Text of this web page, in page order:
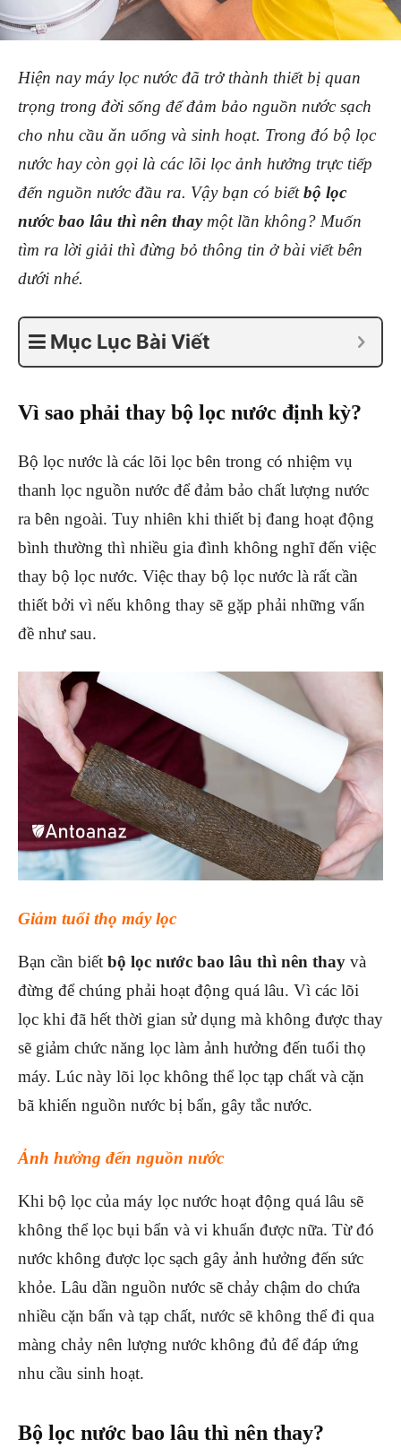
Hiện nay máy lọc nước đã trở thành thiết bị quan
trọng trong đời sống để đảm bảo nguồn nước sạch
cho nhu cầu ăn uống và sinh hoạt. Trong đó bộ lọc
nước hay còn gọi là các lõi lọc ảnh hưởng trực tiếp
đến nguồn nước đầu ra. Vậy bạn có biếtbộ lọc
nước bao lâu thì nên thay một lần không? Muốn
tìm ra lời giải thì đừng bỏ thông tin ở bài viết bên
dưới nhé.
Mục Lục Bài Viết
Vì sao phải thay bộ lọc nước định kỳ?
Bộ lọc nước là các lõi lọc bên trong có nhiệm vụ
thanh lọc nguồn nước để đảm bảo chất lượng nước
ra bên ngoài. Tuy nhiên khi thiết bị đang hoạt động
bình thường thì nhiều gia đình không nghĩ đến việc
thay bộ lọc nước. Việc thay bộ lọc nước là rất cần
thiết bởi vì nếu không thay sẽ gặp phải những vấn
đề như sau.
Giảm tuổi thọ máy lọc
Bạn cần biết bộ lọc nước bao lâu thì nên thay và
đừng để chúng phải hoạt động quá lâu. Vì các lõi
lọc khi đã hết thời gian sử dụng mà không được thay
sẽ giảm chức năng lọc làm ảnh hưởng đến tuổi thọ
máy. Lúc này lõi lọc không thể lọc tạp chất và cặn
bã khiến nguồn nước bị bẩn, gây tắc nước.
Ảnh hưởng đến nguồn nước
Khi bộ lọc của máy lọc nước hoạt động quá lâu sẽ
không thể lọc bụi bẩn và vi khuẩn được nữa. Từ đó
nước không được lọc sạch gây ảnh hưởng đến sức
khỏe. Lâu dần nguồn nước sẽ chảy chậm do chứa
nhiều cặn bẩn và tạp chất, nước sẽ không thể đi qua
màng chảy nên lượng nước không đủ để đáp ứng
nhu cầu sinh hoạt.
Bộ lọc nước bao lâu thì nên thay?